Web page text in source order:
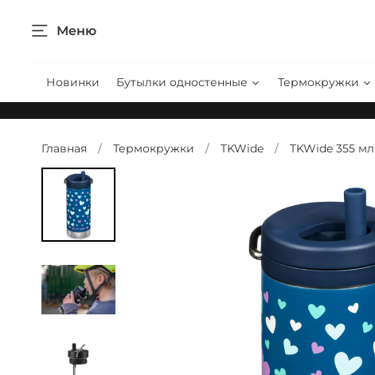
Меню
Новинки Бутылки одностенные Термокружки
Главная Термокружки TKWide TKWide 355 мл